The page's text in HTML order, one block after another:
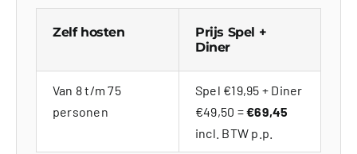
Zelf hosten
Prijs Spel +
Diner
Van 8 t/m 75
personen
Spel €19,95 + Diner
€49,50 =€69,45
incl. BTW p.p.